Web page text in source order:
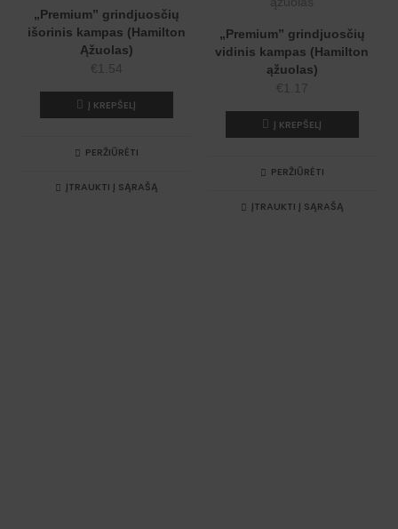
„Premium” grindjuosčių
išorinis kampas (Hamilton
Ąžuolas)
€1.54
Į KREPŠELĮ
PERŽIŪRĖTI
ĮTRAUKTI Į SĄRAŠĄ
„Premium” grindjuosčių
vidinis kampas (Hamilton
ąžuolas)
€1.17
Į KREPŠELĮ
PERŽIŪRĖTI
ĮTRAUKTI Į SĄRAŠĄ